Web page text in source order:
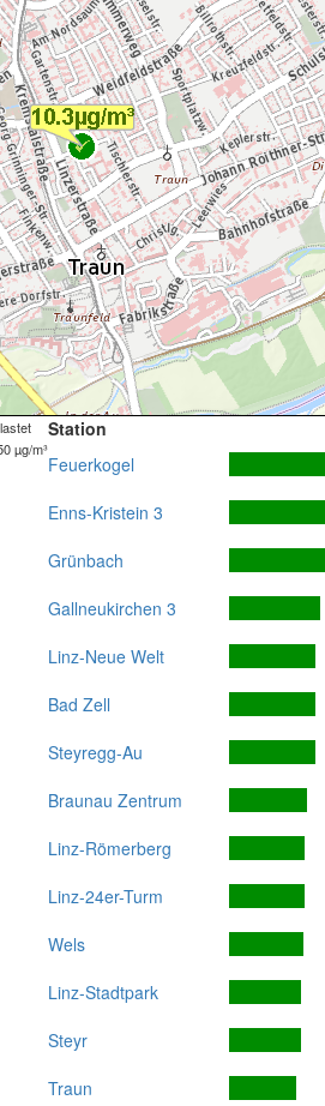
µg/m³
Station
Feuerkogel
Enns-Kristein 3
Grünbach
Gallneukirchen 3
Linz-Neue Welt
Bad Zell
Steyregg-Au
Braunau Zentrum
Linz-Römerberg
Linz-24er-Turm
Wels
Linz-Stadtpark
Steyr
Traun